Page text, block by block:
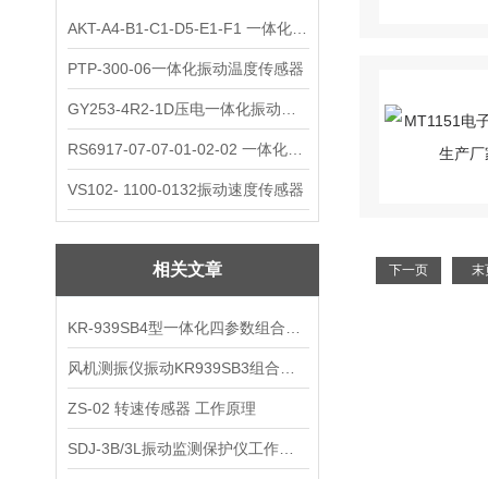
PTP-300-06一体化振动温度传感器
VS102- 1100-0132振动速度传感器
相关文章
ZS-02 转速传感器 工作原理
下一页 末